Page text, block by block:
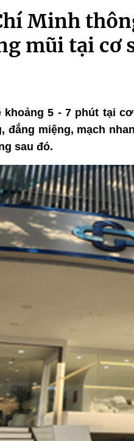
Minh
mũi tại cơ
khoảng 5 - 7 phút tại
đắng miệng, mạch
sau đó.